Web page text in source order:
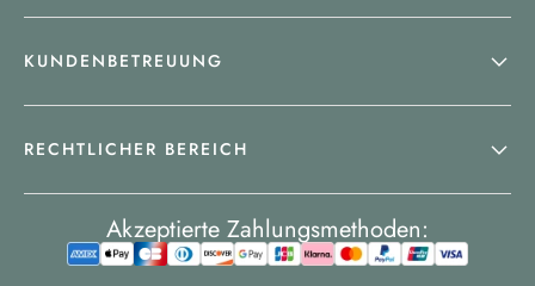
KUNDENBETREUUNG
RECHTLICHER BEREICH
Akzeptierte Zahlungsmethoden: